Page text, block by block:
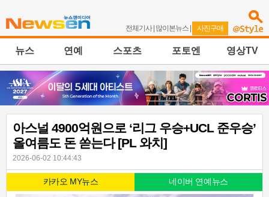
전체기사| 많이본뉴스 | 사진구매
뉴스 연예 스포츠 포토엔 영상TV
아스널 4900억원으로 ‘리그 우승+UCL 준우승’
올여름도 돈 쏟는다 [PL 와치]
2026-06-02 10:44:43
카카오 MY뉴스 네이버 연예뉴스